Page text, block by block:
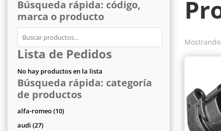
Búsqueda rápida: código,
marca o producto
Lista de Pedidos
No hay productos en la lista
Búsqueda rápida: categoría
de productos
alfa-romeo 1010
audi 2727